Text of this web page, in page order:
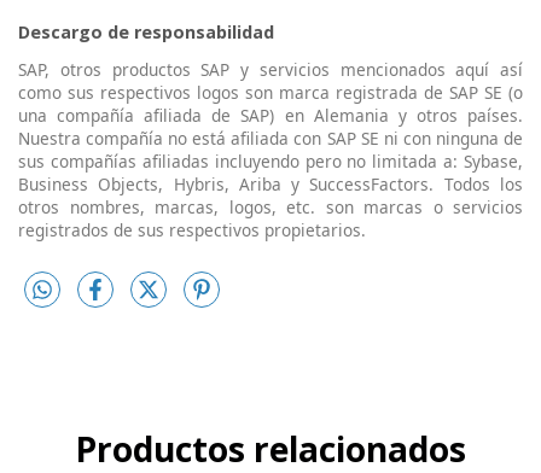
Descargo de responsabilidad
SAP, otros productos SAP y servicios mencionados aquí así
como sus respectivos logos son marca registrada de SAP SE (o
una compañía afiliada de SAP) en Alemania y otros países.
Nuestra compañía no está afiliada con SAP SE ni con ninguna de
sus compañías afiliadas incluyendo pero no limitada a: Sybase,
Business Objects, Hybris, Ariba y SuccessFactors. Todos los
otros nombres, marcas, logos, etc. son marcas o servicios
registrados de sus respectivos propietarios.
Productos relacionados